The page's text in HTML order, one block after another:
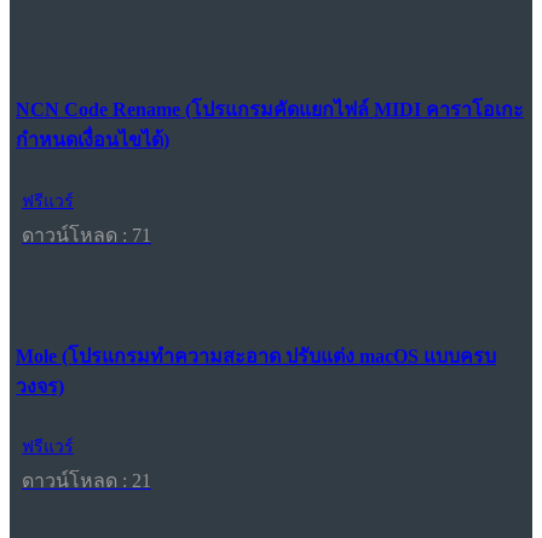
NCN Code Rename (โปรแกรมคัดแยกไฟล์ MIDI คาราโอเกะ
กำหนดเงื่อนไขได้)
ฟรีแวร์
ดาวน์โหลด : 71
Mole (โปรแกรมทำความสะอาด ปรับแต่ง macOS แบบครบ
วงจร)
ฟรีแวร์
ดาวน์โหลด : 21